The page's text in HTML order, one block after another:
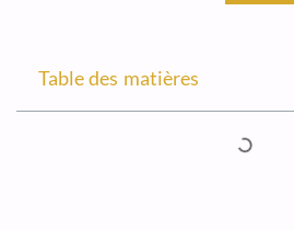
Table des matières